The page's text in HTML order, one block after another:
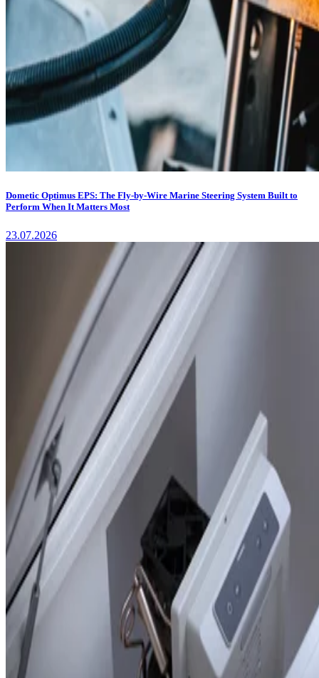
Dometic Optimus EPS: The Fly-by-Wire Marine Steering System Built to
Perform When It Matters Most
23.07.2026